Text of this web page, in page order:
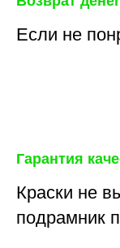
Если не
Гарантия
Краски не
подрамник